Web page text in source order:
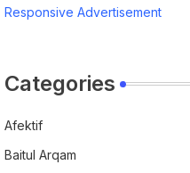
Responsive Advertisement
Categories
Afektif
Baitul Arqam